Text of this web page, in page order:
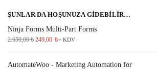
ŞUNLAR DA HOŞUNUZA GİDEBİLİR…
Ninja Forms Multi-Part Forms
2.650,00₺249,00 ₺+ KDV
AutomateWoo - Marketing Automation for